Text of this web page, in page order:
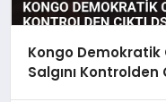
Kongo Demokratik
Salgını Kontrolden